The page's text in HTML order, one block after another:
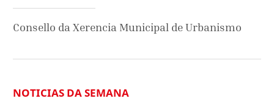
Consello da Xerencia Municipal de Urbanismo
NOTICIAS DA SEMANA